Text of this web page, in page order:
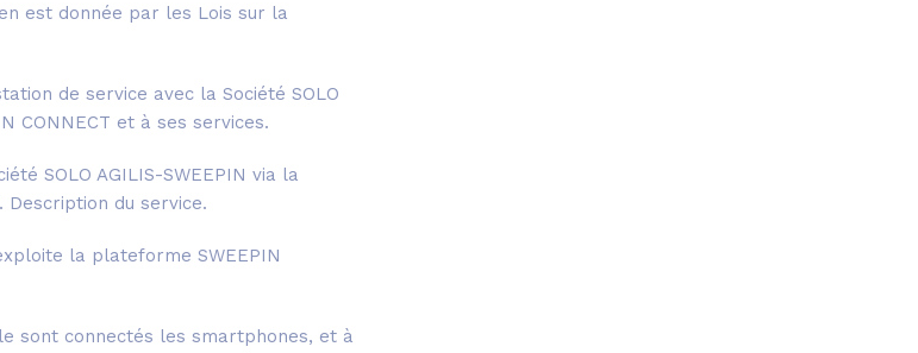
est donnée par les Lois sur la
de service avec la Société SOLO
CONNECT et à ses services.
SOLO AGILIS-SWEEPIN via la
Description du service.
la plateforme SWEEPIN
sont connectés les smartphones, et à